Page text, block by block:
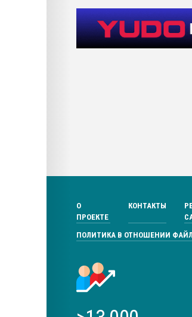
О
ПРОЕКТЕ
КОНТАКТЫ
ПОЛИТИКА В ОТНОШЕНИИ